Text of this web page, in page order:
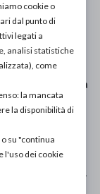
e plantari
Cura
IN
AL
cookie o
dal punto di
legati a
analisi statistiche
come
la mancata
la disponibilità di
su "continua
l'uso dei cookie